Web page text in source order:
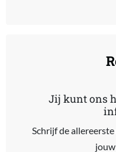
Jij kunt ons
Schrijf de